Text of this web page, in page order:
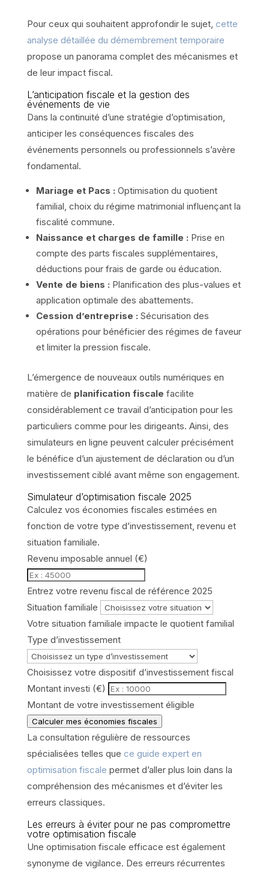
Pour ceux qui souhaitent approfondir le sujet, cette
analyse détaillée du démembrement temporaire
propose un panorama complet des mécanismes et
de leur impact fiscal.
L’anticipation fiscale et la gestion des
événements de vie
Dans la continuité d’une stratégie d’optimisation,
anticiper les conséquences fiscales des
événements personnels ou professionnels s’avère
fondamental.
Mariage et Pacs : Optimisation du quotient
familial, choix du régime matrimonial influençant la
fiscalité commune.
Naissance et charges de famille : Prise en
compte des parts fiscales supplémentaires,
déductions pour frais de garde ou éducation.
Vente de biens : Planification des plus-values et
application optimale des abattements.
Cession d’entreprise : Sécurisation des
opérations pour bénéficier des régimes de faveur
et limiter la pression fiscale.
L’émergence de nouveaux outils numériques en
matière de planification fiscale facilite
considérablement ce travail d’anticipation pour les
particuliers comme pour les dirigeants. Ainsi, des
simulateurs en ligne peuvent calculer précisément
le bénéfice d’un ajustement de déclaration ou d’un
investissement ciblé avant même son engagement.
Simulateur d’optimisation fiscale 2025
Calculez vos économies fiscales estimées en
fonction de votre type d’investissement, revenu et
situation familiale.
Revenu imposable annuel (€)
Entrez votre revenu fiscal de référence 2025
Situation familiale
Votre situation familiale impacte le quotient familial
Type d’investissement
Choisissez votre dispositif d’investissement fiscal
Montant investi (€)
Montant de votre investissement éligible
Calculer mes économies fiscales
La consultation régulière de ressources
spécialisées telles que ce guide expert en
optimisation fiscale permet d’aller plus loin dans la
compréhension des mécanismes et d’éviter les
erreurs classiques.
Les erreurs à éviter pour ne pas compromettre
votre optimisation fiscale
Une optimisation fiscale efficace est également
synonyme de vigilance. Des erreurs récurrentes